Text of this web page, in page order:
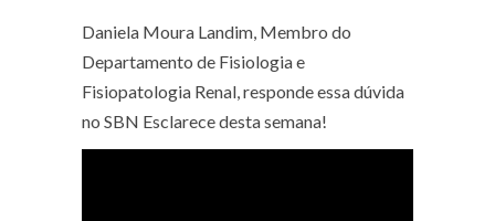
Daniela Moura Landim, Membro do
Departamento de Fisiologia e
Fisiopatologia Renal, responde essa dúvida
no SBN Esclarece desta semana!